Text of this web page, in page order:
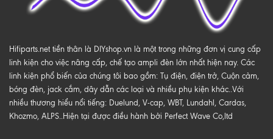
Hifiparts.net tiền thân là DIYshop.vn là một trong những đơn vị cung cấp
linh kiện cho việc nâng cấp, chế tạo ampli đèn lớn nhất hiện nay. Các
linh kiện phổ biến của chúng tôi bao gồm: Tụ điện, điện trở, Cuộn cảm,
bóng đèn, jack cắm, dây dẫn các loại và nhiều phụ kiện khác..Với
nhiều thương hiểu nổi tiếng: Duelund, V-cap, WBT, Lundahl, Cardas,
Khozmo, ALPS..Hiện tại được điều hành bởi Perfect Wave Co,ltd